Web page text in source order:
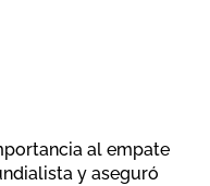
al empate
y aseguró